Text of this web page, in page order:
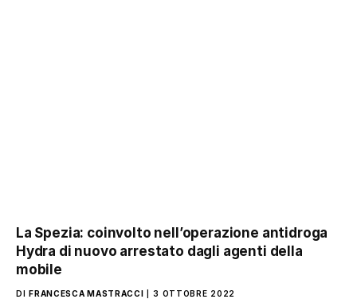
La Spezia: coinvolto nell’operazione antidroga
Hydra di nuovo arrestato dagli agenti della
mobile
DI FRANCESCA MASTRACCI 3 OTTOBRE 2022